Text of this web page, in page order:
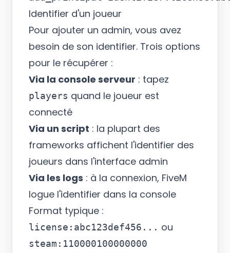
Identifier d'un joueur
Pour ajouter un admin, vous avez
besoin de son identifier. Trois options
pour le récupérer :
Via la console serveur : tapez
players quand le joueur est
connecté
Via un script : la plupart des
frameworks affichent l'identifier des
joueurs dans l'interface admin
Via les logs : à la connexion, FiveM
logue l'identifier dans la console
Format typique :
license:abc123def456... ou
steam:110000100000000